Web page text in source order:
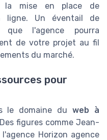
mise en place de
ligne. Un éventail de
que l'agence pourra
de votre projet au fil
du marché.
pour
le domaine duweb à
figures comme Jean-
Horizon agence